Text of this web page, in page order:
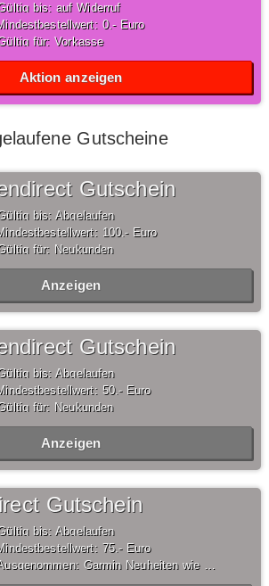
bis: auf Widerruf
0,- Euro
für: Vorkasse
Aktion anzeigen
Gutscheine
Gutschein
bis: Abgelaufen
100,- Euro
für: Neukunden
Anzeigen
Gutschein
bis: Abgelaufen
50,- Euro
für: Neukunden
Anzeigen
Gutschein
bis: Abgelaufen
75,- Euro
Garmin Neuheiten wie Serie Fenix 7, Epix und Venu 2